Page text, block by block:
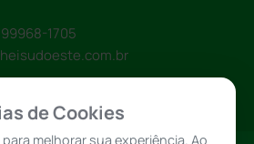
1705
de Cookies
melhorar sua experiência. Ao